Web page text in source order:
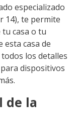
especializado
14), te permite
casa o tu
esta casa de
los detalles
dispositivos
de la